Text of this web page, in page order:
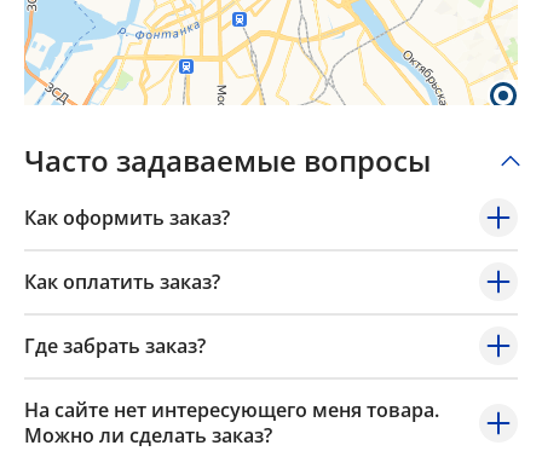
Часто задаваемые вопросы
Как оформить заказ?
Как оплатить заказ?
Где забрать заказ?
На сайте нет интересующего меня товара.
Можно ли сделать заказ?